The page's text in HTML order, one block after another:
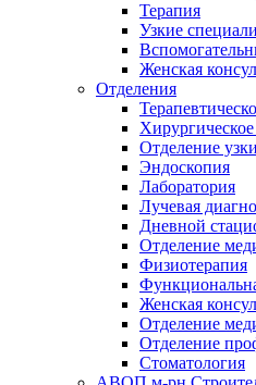
Терапия
Узкие
Женская
Отделения
Отделение
Эндоскопия
Лаборатория
Лучевая
Дневной
Отделение
Физиотерапия
Женская
Отделение
Отделение
Стоматология